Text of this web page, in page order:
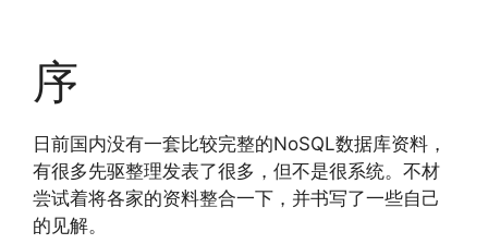
序
日前国内没有一套比较完整的NoSQL数据库资料，
有很多先驱整理发表了很多，但不是很系统。不材
尝试着将各家的资料整合一下，并书写了一些自己
的见解。